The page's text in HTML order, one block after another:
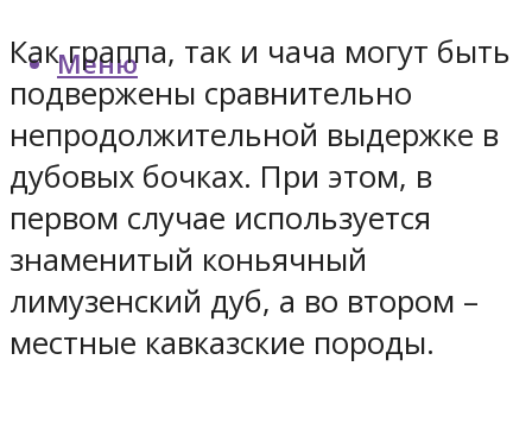
Меню
Как граппа, так и чача могут быть
подвержены сравнительно
непродолжительной выдержке в
дубовых бочках. При этом, в
первом случае используется
знаменитый коньячный
лимузенский дуб, а во втором –
местные кавказские породы.